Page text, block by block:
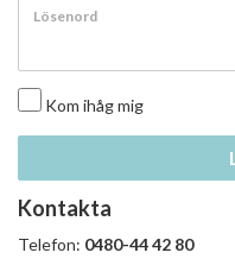
Lösenord
Kom ihåg mig
Kontakta
Telefon: 0480-44 42 80